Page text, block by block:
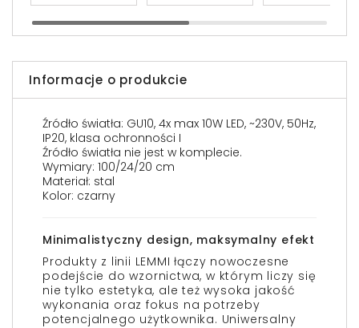
Informacje o produkcie
Źródło światła: GU10, 4x max 10W LED, ~230V, 50Hz,
IP20, klasa ochronności I
Źródło światła nie jest w komplecie.
Wymiary: 100/24/20 cm
Materiał: stal
Kolor: czarny
Minimalistyczny design, maksymalny efekt
Produkty z linii LEMMI łączy nowoczesne
podejście do wzornictwa, w którym liczy się
nie tylko estetyka, ale też wysoka jakość
wykonania oraz fokus na potrzeby
potencjalnego użytkownika. Uniwersalny